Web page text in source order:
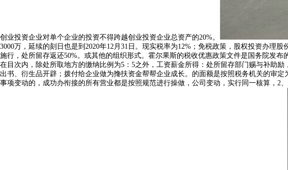
创业投资企业对单个企业的投资不得跨越创业投资企业总资产的20%。
3000万，延续的刻日也是到2020年12月31日。现实税率为12%；免税政策，股权投资办理
施行，处所留存返还50%。或其他的组织形式。霍尔果斯的税收优惠政策文件是国务院发
在目次内，除处所取地方的缴纳比例为5：5之外，工资薪金所得：处所留存部门赐与补助
出书、衍生品开辟；拨付给企业做为搀扶资金帮帮企业成长。的面额是按照税务机关的审
事项变动的，成功办衔接的所有营业都是按照规范进行操做，公司变动，实行同一核算，